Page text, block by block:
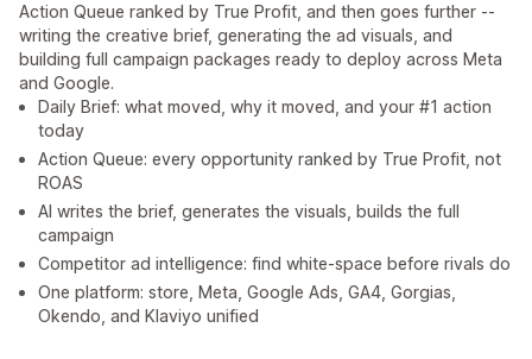
Action Queue ranked by True Profit, and then goes further --
writing the creative brief, generating the ad visuals, and
building full campaign packages ready to deploy across Meta
and Google.
Daily Brief: what moved, why it moved, and your #1 action
today
Action Queue: every opportunity ranked by True Profit, not
ROAS
AI writes the brief, generates the visuals, builds the full
campaign
Competitor ad intelligence: find white-space before rivals do
One platform: store, Meta, Google Ads, GA4, Gorgias,
Okendo, and Klaviyo unified